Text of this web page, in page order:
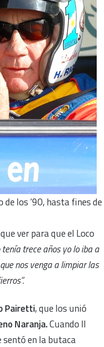
los ’90, hasta fines de
ver para que el Loco
trece años yo lo iba a
nos venga a limpiar las
Pairetti, que los unió
Naranja.Cuando Il
sentó en la butaca